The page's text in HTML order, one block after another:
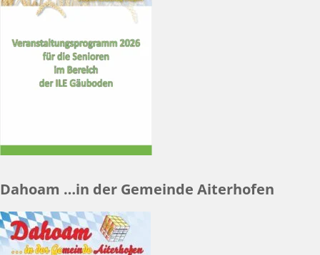
Dahoam …in der Gemeinde Aiterhofen